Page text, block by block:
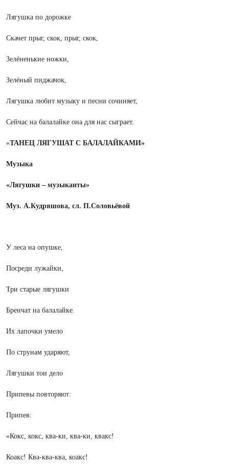
Лягушка по дорожке
Скачет прыг, скок, прыг, скок,
Зелёненькие ножки,
Зелёный пиджачок,
Лягушка любит музыку и песни сочиняет,
Сейчас на балалайке она для нас сыграет.
«ТАНЕЦ ЛЯГУШАТ С БАЛАЛАЙКАМИ»
Музыка
«Лягушки – музыканты»
Муз. А.Кудряшова, сл. П.Соловьёвой
У леса на опушке,
Посреди лужайки,
Три старые лягушки
Бренчат на балалайке.
Их лапочки умело
По струнам ударяют,
Лягушки тои дело
Припевы повторяют:
Припев:
«Кокс, кокс, ква-ки, ква-ки, квакс!
Коакс! Ква-ква-ква, коакс!